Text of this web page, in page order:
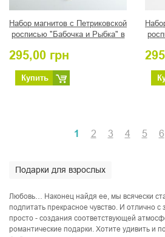
Набор магнитов с Петриковской
росписью "Бабочка и Рыбка" в
295,00 грн
Купить
1 2 3 4 5 6
Подарки для взрослых
Любовь… Наконец найдя ее, мы всячески
подпитать прекрасное чувство. И отлично с
просто - создания соответствующей
романтические подарки. Хотите удивить и